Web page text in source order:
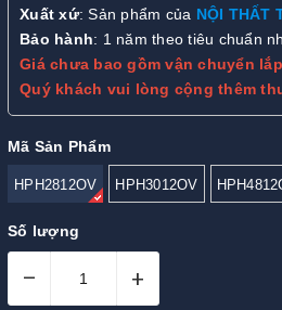
Xuất xứ: Sản phẩm của NỘI THẤT
Bảo hành: 1 năm theo tiêu chuẩn
Giá chưa bao gồm vận chuyển
Quý khách vui lòng cộng thêm
Mã Sản Phẩm
HPH2812OV HPH3012OV
Số lượng
– +